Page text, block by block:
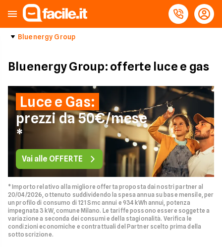
Bluenergy Group
Bluenergy Group: offerte luce e gas
Luce e Gas:
prezzi da 50€/mese
*
Vai alle OFFERTE
* Importo relativo alla migliore offerta proposta dai nostri partner al
20/04/2026, ottenuto suddividendo la spesa annua su base mensile, per
un profilo di consumo di 121 Smc annui e 934 kWh annui, potenza
impegnata 3 kW, comune Milano. Le tariffe possono essere soggette a
variazione a seconda dei consumi e della stagionalità. Verifica le
condizioni economiche e contrattuali del Partner scelto prima della
sottoscrizione.